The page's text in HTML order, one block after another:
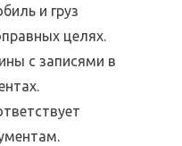
и груз
целях.
с записями в